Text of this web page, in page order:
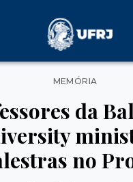
Categorias
MEMÓRIA
da
no